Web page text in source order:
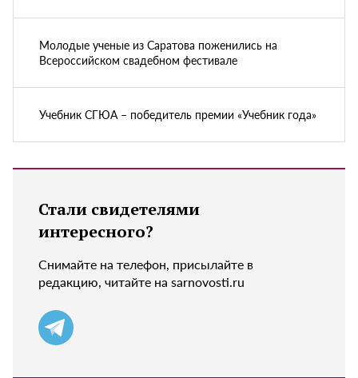
Молодые ученые из Саратова поженились на
Всероссийском свадебном фестивале
Учебник СГЮА – победитель премии «Учебник года»
Стали свидетелями
интересного?
Снимайте на телефон, присылайте в
редакцию, читайте на sarnovosti.ru